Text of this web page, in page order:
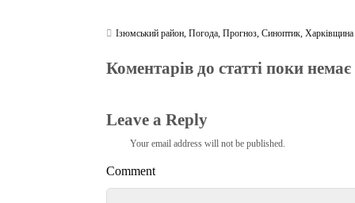
Ізюмський район,Погода,Прогноз,Синоптик,Харківщина
Коментарів до статті поки немає
Leave a Reply
Your email address will not be published.
Comment